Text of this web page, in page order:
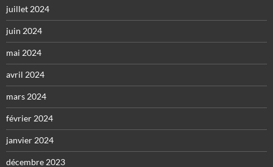
juillet 2024
juin 2024
mai 2024
avril 2024
mars 2024
février 2024
janvier 2024
décembre 2023